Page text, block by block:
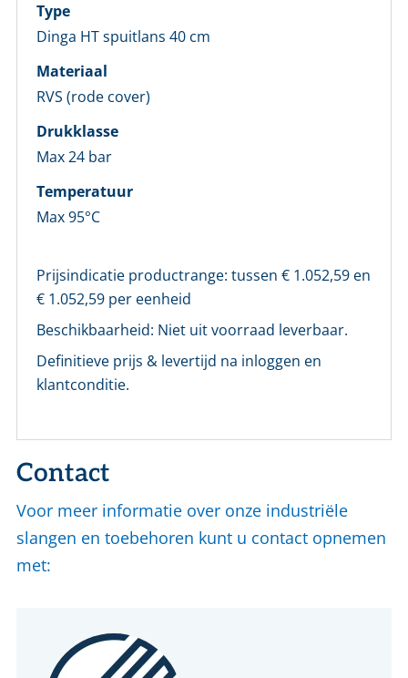
Type
Dinga HT spuitlans 40 cm
Materiaal
RVS (rode cover)
Drukklasse
Max 24 bar
Temperatuur
Max 95°C
Prijsindicatie productrange: tussen € 1.052,59 en
€ 1.052,59 per eenheid
Beschikbaarheid: Niet uit voorraad leverbaar.
Definitieve prijs & levertijd na inloggen en
klantconditie.
Contact
Voor meer informatie over onze industriële
slangen en toebehoren kunt u contact opnemen
met:
LOGIN
Vul onderstaand formulier in om in te loggen
Wachtwoord vergeten?
Nog geen account bij ons?